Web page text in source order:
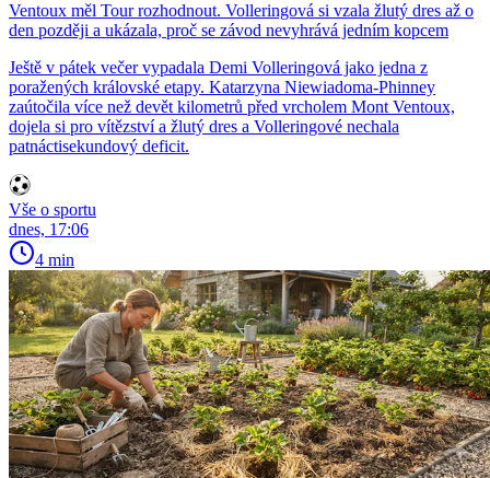
Ventoux měl Tour rozhodnout. Volleringová si vzala žlutý dres až o
den později a ukázala, proč se závod nevyhrává jedním kopcem
Ještě v pátek večer vypadala Demi Volleringová jako jedna z
poražených královské etapy. Katarzyna Niewiadoma-Phinney
zaútočila více než devět kilometrů před vrcholem Mont Ventoux,
dojela si pro vítězství a žlutý dres a Volleringové nechala
patnáctisekundový deficit.
Vše o sportu
dnes, 17:06
4 min